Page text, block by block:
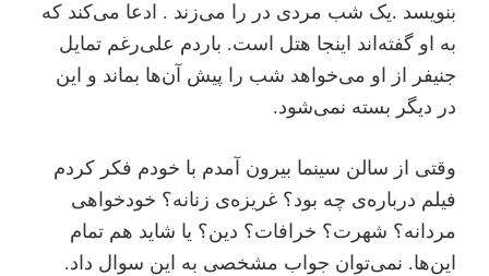
بنویسد .یک شب مردی در را می‌زند . ادعا می‌کند که
به او گفته‌اند اینجا هتل است. باردم علی‌رغم تمایل
جنیفر از او می‌خواهد شب را پیش آن‌ها بماند و این
در دیگر بسته نمی‌شود.
وقتی از سالن سینما بیرون آمدم با خودم فکر کردم
فیلم درباره‌ی چه بود؟ غریزه‌ی زنانه؟ خودخواهی
مردانه؟ شهرت؟ خرافات؟ دین؟ یا شاید هم تمام
این‌ها. نمی‌توان جواب مشخصی به این سوال داد.